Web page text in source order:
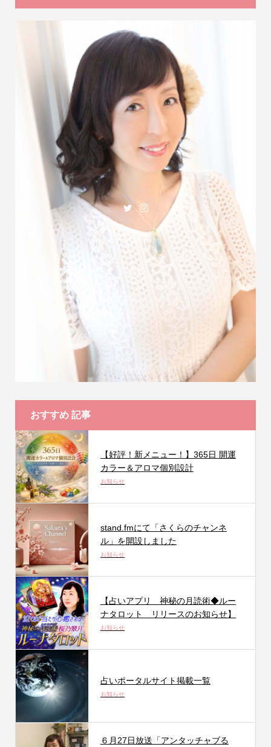
おすすめ 記事
【好評！新メニュー！】365日 開運
カラー＆アロマ個別設計
お知らせ
stand.fmにて「さくらのチャンネ
ル」を開設しました
お知らせ
【占いアプリ 神秘の月読術◆ルー
ナタロット リリースのお知らせ】
お知らせ
占いポータルサイト掲載一覧
お知らせ
６月27日放送「アンタッチャブる